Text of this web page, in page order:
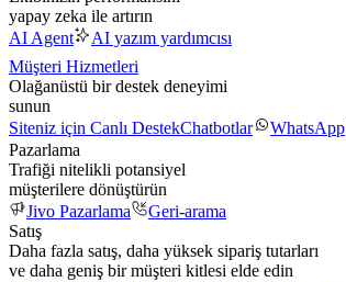
yapay zeka ile artırın
AI Agent
AI yazım yardımcısı
Müşteri Hizmetleri
Olağanüstü bir destek deneyimi
sunun
Siteniz için Canlı DestekChatbotlar WhatsApp
Pazarlama
Trafiği nitelikli potansiyel
müşterilere dönüştürün
Jivo Pazarlama
Geri-arama
Satış
Daha fazla satış, daha yüksek sipariş tutarları
ve daha geniş bir müşteri kitlesi elde edin